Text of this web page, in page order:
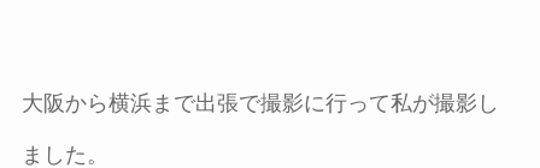
大阪から横浜まで出張で撮影に行って私が撮影し
ました。